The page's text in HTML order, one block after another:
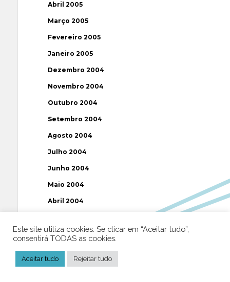
Abril 2005
Março 2005
Fevereiro 2005
Janeiro 2005
Dezembro 2004
Novembro 2004
Outubro 2004
Setembro 2004
Agosto 2004
Julho 2004
Junho 2004
Maio 2004
Abril 2004
Fevereiro 2004
Janeiro 2004
Dezembro 2003
Este site utiliza cookies. Se clicar em “Aceitar tudo”,
consentirá TODAS as cookies.
Aceitar tudo Rejeitar tudo